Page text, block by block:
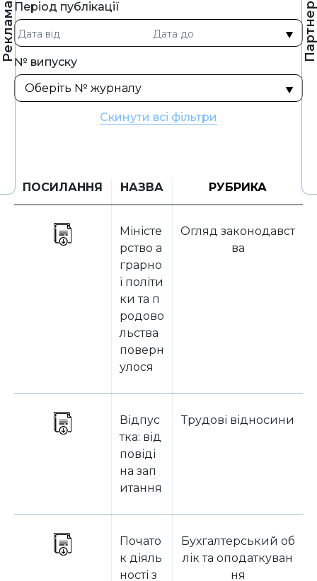
Реклама Партнери
Період публікації
№ випуску
Скинути всі фільтри
ПОСИЛАННЯ НАЗВА РУБРИКА
Міністе
рство а
грарно
ї політи
ки та п
родово
льства
поверн
улося
Огляд законодавст
ва
Відпус
тка: від
повіді
на зап
итання
Трудові відносини
Почато
к діяль
ності з
Бухгалтерський об
лік та оподаткуван
ня